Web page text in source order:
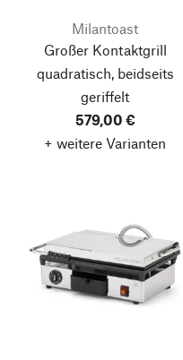
Milantoast
Großer Kontaktgrill
quadratisch, beidseits
geriffelt
579,00 €
+ weitere Varianten